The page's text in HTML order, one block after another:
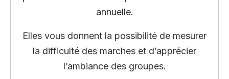
annuelle.
Elles vous donnent la possibilité de mesurer
la difficulté des marches et d’apprécier
l’ambiance des groupes.